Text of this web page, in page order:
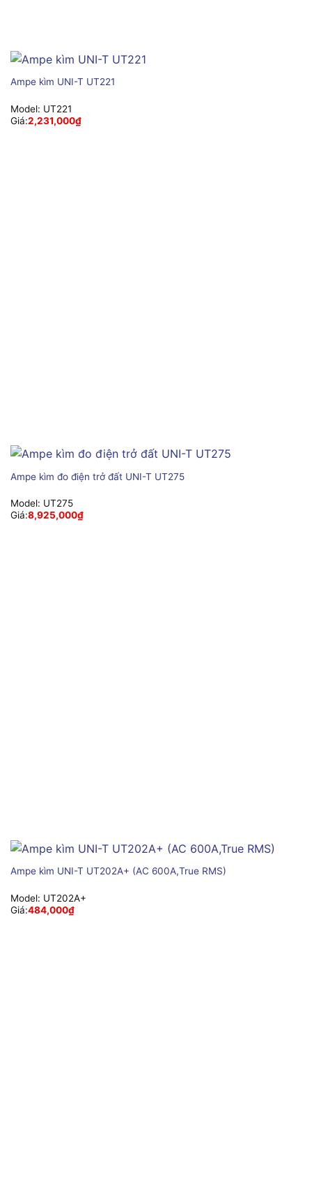
Ampe kìm UNI-T UT221
Model: UT221
Giá:2,231,000₫
Ampe kìm đo điện trở đất UNI-T UT275
Model: UT275
Giá:8,925,000₫
Ampe kìm UNI-T UT202A+ (AC 600A,True RMS)
Model: UT202A+
Giá:484,000₫